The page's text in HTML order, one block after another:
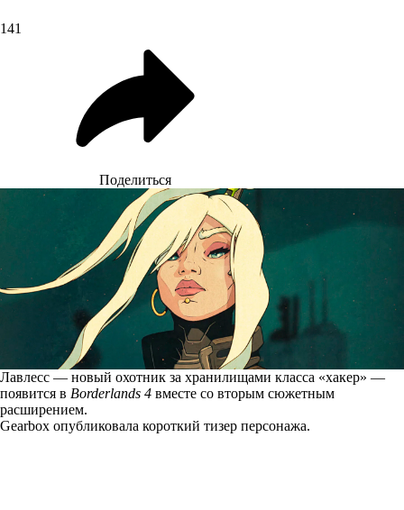
141
Поделиться
Лавлесс — новый охотник за хранилищами класса «хакер» —
появится в Borderlands 4 вместе со вторым сюжетным
расширением.
Gearbox опубликовала короткий тизер персонажа.